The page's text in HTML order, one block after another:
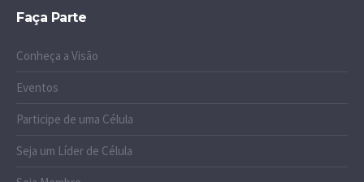
Faça Parte
Conheça a Visão
Eventos
Participe de uma Célula
Seja um Líder de Célula